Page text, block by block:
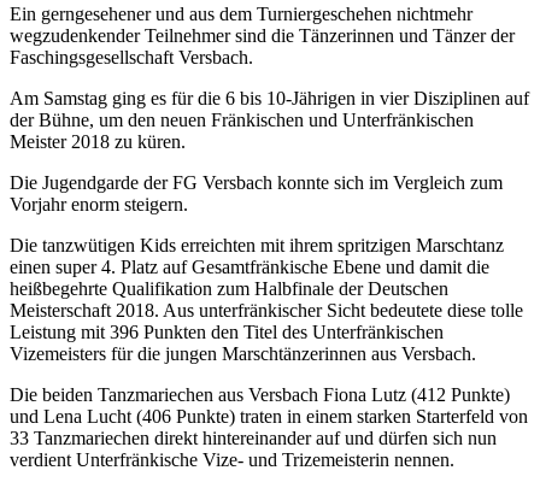
Ein gerngesehener und aus dem Turniergeschehen nichtmehr
wegzudenkender Teilnehmer sind die Tänzerinnen und Tänzer der
Faschingsgesellschaft Versbach.
Am Samstag ging es für die 6 bis 10-Jährigen in vier Disziplinen auf
der Bühne, um den neuen Fränkischen und Unterfränkischen
Meister 2018 zu küren.
Die Jugendgarde der FG Versbach konnte sich im Vergleich zum
Vorjahr enorm steigern.
Die tanzwütigen Kids erreichten mit ihrem spritzigen Marschtanz
einen super 4. Platz auf Gesamtfränkische Ebene und damit die
heißbegehrte Qualifikation zum Halbfinale der Deutschen
Meisterschaft 2018. Aus unterfränkischer Sicht bedeutete diese tolle
Leistung mit 396 Punkten den Titel des Unterfränkischen
Vizemeisters für die jungen Marschtänzerinnen aus Versbach.
Die beiden Tanzmariechen aus Versbach Fiona Lutz (412 Punkte)
und Lena Lucht (406 Punkte) traten in einem starken Starterfeld von
33 Tanzmariechen direkt hintereinander auf und dürfen sich nun
verdient Unterfränkische Vize- und Trizemeisterin nennen.